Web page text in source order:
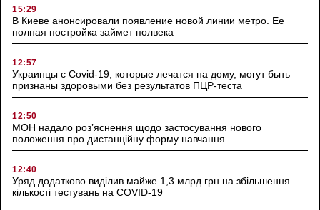
15:29
В Киеве анонсировали появление новой линии метро. Ее
полная постройка займет полвека
12:57
Украинцы с Covid-19, которые лечатся на дому, могут быть
признаны здоровыми без результатов ПЦР-теста
12:50
МОН надало роз’яснення щодо застосування нового
положення про дистанційну форму навчання
12:40
Уряд додатково виділив майже 1,3 млрд грн на збільшення
кількості тестувань на COVID-19